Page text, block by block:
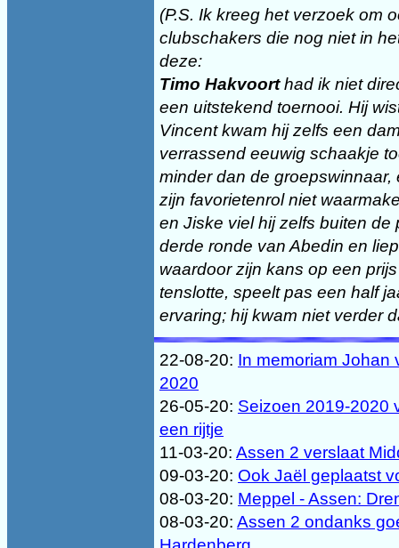
(P.S. Ik kreeg het verzoek om
clubschakers die nog niet in
deze:
Timo Hakvoorthad ik niet
een uitstekend toernooi. Hij
Vincent kwam hij zelfs een
verrassend eeuwig schaakje
minder dan de
zijn favorietenrol niet
en Jiske viel hij zelfs buiten de
derde ronde van Abedin en
waardoor zijn kans op een
tenslotte, speelt pas een half
ervaring; hij kwam niet verder
22-08-20: In memoriam Johan
2020
26-05-20: Seizoen 2019-2020
een rijtje
11-03-20: Assen 2 verslaat
09-03-20: Ook Jaël geplaatst
08-03-20: Meppel - Assen:
08-03-20: Assen 2 ondanks